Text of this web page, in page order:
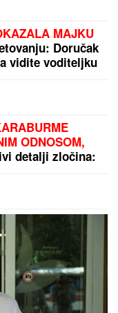
MAJKU
Doručak
vidite voditeljku
ODNOSOM,
detalji zločina: